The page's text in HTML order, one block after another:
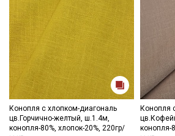
Конопля с хлопком-диагональ
цв.Горчично-желтый, ш.1.4м,
конопля-80%, хлопок-20%, 220гр/
Конопля
конопля-